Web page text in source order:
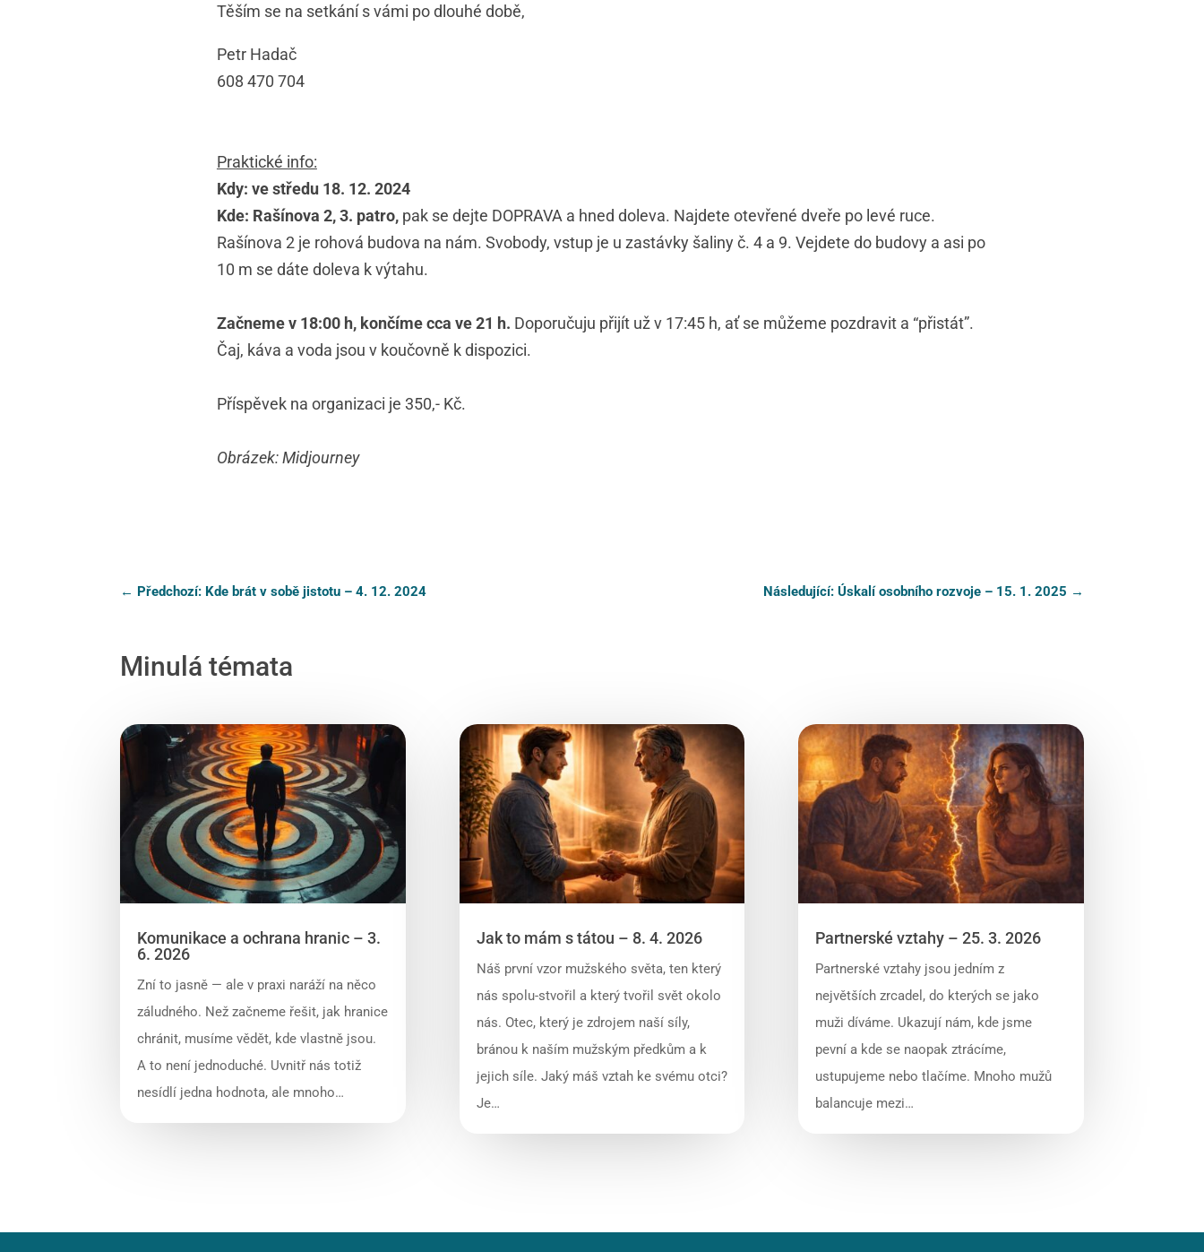
Těším se na setkání s vámi po dlouhé době,
Petr Hadač
608 470 704
Praktické info:
Kdy: ve středu 18. 12. 2024
Kde: Rašínova 2, 3. patro,pak se dejte DOPRAVA a hned doleva. Najdete otevřené dveře po levé ruce.
Rašínova 2 je rohová budova na nám. Svobody, vstup je u zastávky šaliny č. 4 a 9. Vejdete do budovy a asi po
10 m se dáte doleva k výtahu.
Začneme v 18:00 h, končíme cca ve 21 h. Doporučuju přijít už v 17:45 h, ať se můžeme pozdravit a “přistát”.
Čaj, káva a voda jsou v koučovně k dispozici.
Příspěvek na organizaci je 350,- Kč.
Obrázek: Midjourney
← Předchozí: Kde brát v sobě jistotu – 4. 12. 2024 Následující: Úskalí osobního rozvoje – 15. 1. 2025 →
Minulá témata
Komunikace a ochrana hranic – 3.
6. 2026
Zní to jasně — ale v praxi naráží na něco
záludného. Než začneme řešit, jak hranice
chránit, musíme vědět, kde vlastně jsou.
A to není jednoduché. Uvnitř nás totiž
nesídlí jedna hodnota, ale mnoho…
Jak to mám s tátou – 8. 4. 2026
Náš první vzor mužského světa, ten který
nás spolu-stvořil a který tvořil svět okolo
nás. Otec, který je zdrojem naší síly,
bránou k naším mužským předkům a k
jejich síle. Jaký máš vztah ke svému otci?
Je…
Partnerské vztahy – 25. 3. 2026
Partnerské vztahy jsou jedním z
největších zrcadel, do kterých se jako
muži díváme. Ukazují nám, kde jsme
pevní a kde se naopak ztrácíme,
ustupujeme nebo tlačíme. Mnoho mužů
balancuje mezi…